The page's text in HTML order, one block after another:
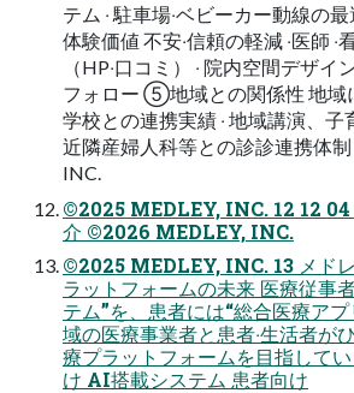
テム ‧ 駐⾞場‧ベビーカー動線の
体験価値 不安‧信頼の軽減 ‧医師 ‧
（HP‧⼝コミ） ‧ 院内空間デザイ
フォロー ⑤地域との関係性 地域
学校との連携実績 ‧ 地域講演、⼦
近隣産婦⼈科等との診診連携体
INC.
©2025 MEDLEY, INC. 12 12
介 ©2026 MEDLEY, INC.
©2025 MEDLEY, INC. 13 メド
ラットフォームの未来 医療従事
テム”を、患者には“総合医療ア
域の医療事業者と患者‧⽣活者が
療プラットフォームを⽬指して
け AI搭載システム 患者向け